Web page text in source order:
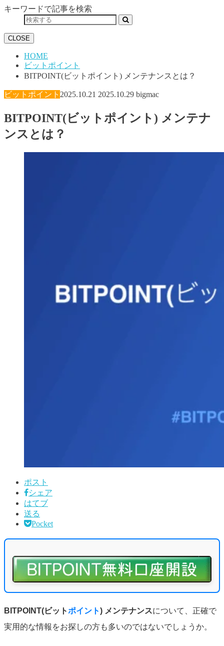
キーワードで記事を検索
CLOSE
HOME
ビットポイント
BITPOINT(ビットポイント) メンテナンスとは？
ビットポイント 2025.10.21 2025.10.29 bigmac
BITPOINT(ビットポイント) メンテナ
ンスとは？
ポスト
シェア
はてブ
送る
Pocket
BITPOINT(ビットポイント) メンテナンスについて、正確で
実用的な情報をお探しの方も多いのではないでしょうか。